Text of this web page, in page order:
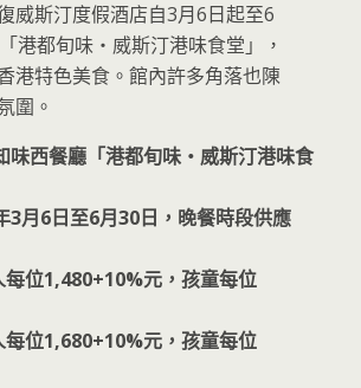
威斯汀度假酒店自3月6日起至6
港都旬味・威斯汀港味食堂」，
港特色美食。館內許多角落也陳
圍。
味西餐廳「港都旬味・威斯汀港味食
3月6日至6月30日，晚餐時段供應
位1,480+10%元，孩童每位
位1,680+10%元，孩童每位